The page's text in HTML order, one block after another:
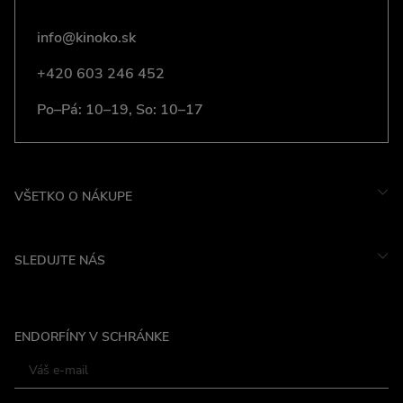
info@kinoko.sk
+420 603 246 452
Po–Pá: 10–19, So: 10–17
VŠETKO O NÁKUPE
SLEDUJTE NÁS
Facebook
ENDORFÍNY V SCHRÁNKE